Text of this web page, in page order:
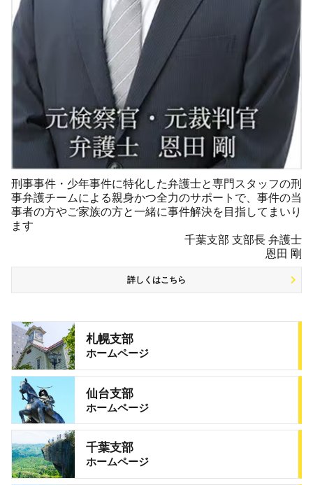
刑事事件・少年事件に特化した弁護士と専門スタッフの刑
事弁護チームによる親身かつ全力のサポートで、事件の当
事者の方やご家族の方と一緒に事件解決を目指してまいり
ます
千葉支部 支部長 弁護士
恩田 剛
詳しくはこちら
札幌支部
ホームページ
仙台支部
ホームページ
千葉支部
ホームページ